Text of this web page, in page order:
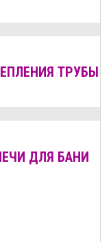
ТРУБЫ
ДЛЯ БАНИ